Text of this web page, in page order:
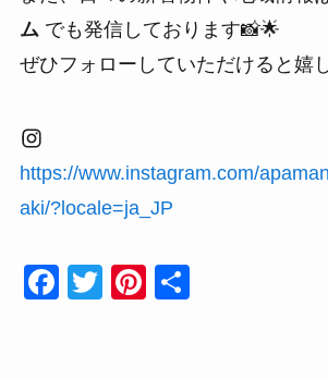
ムでも発信しております📸🌟
ぜひフォローしていただけると嬉
https://www.instagram.com/
aki/?locale=ja_JP
F
T
Pi